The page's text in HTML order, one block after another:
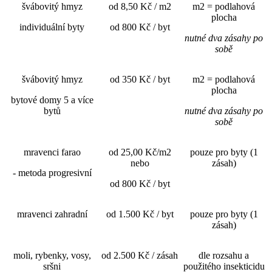
švábovitý hmyz
individuální byty
od 8,50 Kč / m2
od 800 Kč / byt
m2 = podlahová
plocha
nutné dva zásahy po
sobě
švábovitý hmyz
bytové domy 5 a více
bytů
od 350 Kč / byt
m2 = podlahová
plocha
nutné dva zásahy po
sobě
mravenci farao
- metoda progresivní
od 25,00 Kč/m2
nebo
od 800 Kč / byt
pouze pro byty (1
zásah)
mravenci zahradní od 1.500 Kč / byt
pouze pro byty (1
zásah)
moli, rybenky, vosy,
sršni
od 2.500 Kč / zásah
dle rozsahu a
použitého insekticidu